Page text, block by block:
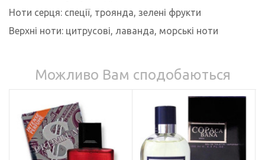
Ноти серця: спеції, троянда, зелені фрукти
Верхні ноти: цитрусові, лаванда, морські ноти
Можливо Вам сподобаються